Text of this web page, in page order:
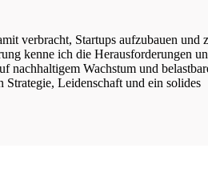
verbracht, Startups aufzubauen und
kenne ich die Herausforderungen
nachhaltigem Wachstum und
Strategie, Leidenschaft und ein solides